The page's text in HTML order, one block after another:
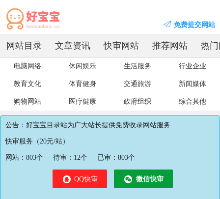
免费提交网站
网站目录 文章资讯 快审网站 推荐网站 热
电脑网络 休闲娱乐 生活服务 行业企业
教育文化 体育健身 交通旅游 新闻媒体
购物网站 医疗健康 政府组织 综合其他
公告：好宝宝目录站为广大站长提供免费收录网站服务
快审服务（20元/站）
网站： 803个 待审： 12个 已审： 803个
QQ快审 微信快审